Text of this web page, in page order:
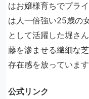
はお嬢様育ちでプラ
は人一倍強い25歳の
として活躍した堀さ
藤を滲ませる繊細な
存在感を放っています
公式リンク